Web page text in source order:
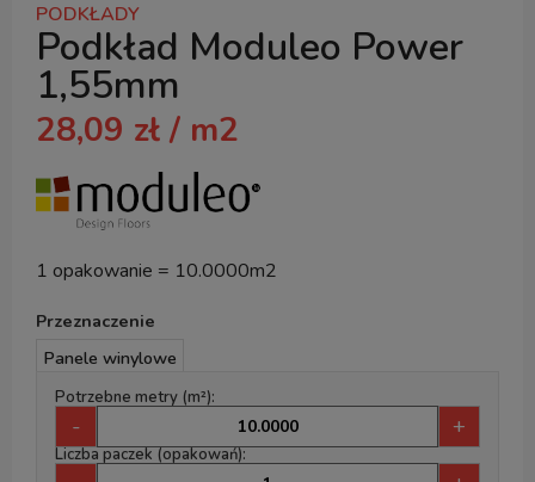
PODKŁADY
Podkład Moduleo Power
1,55mm
28,09 zł / m2
1 opakowanie = 10.0000m2
Przeznaczenie
Panele winylowe
Potrzebne metry (m²):
- +
Liczba paczek (opakowań):